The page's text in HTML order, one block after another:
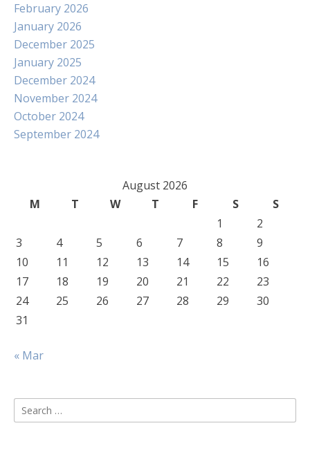
February 2026
January 2026
December 2025
January 2025
December 2024
November 2024
October 2024
September 2024
August 2026
M
T W T F S
S
1
2
3
4 5 6 7 8
9
10
11 12 13 14 15
16
17
18 19 20 21 22
23
24
25 26 27 28 29
30
31
« Mar
Search
for: